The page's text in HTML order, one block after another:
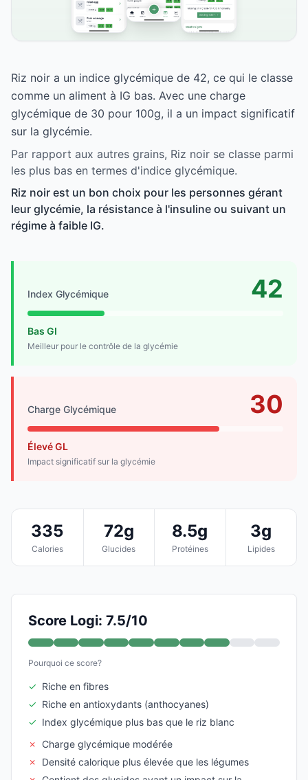
Riz noir a un indice glycémique de 42, ce qui le classe
comme un aliment à IG bas. Avec une charge
glycémique de 30 pour 100g, il a un impact significatif
sur la glycémie.
Par rapport aux autres grains, Riz noir se classe parmi
les plus bas en termes d'indice glycémique.
Riz noir est un bon choix pour les personnes gérant
leur glycémie, la résistance à l'insuline ou suivant un
régime à faible IG.
Index Glycémique 42
Bas GI
Meilleur pour le contrôle de la glycémie
Charge Glycémique 30
Élevé GL
Impact significatif sur la glycémie
335
Calories
72g
Glucides
8.5g
Protéines
3g
Lipides
Score Logi: 7.5/10
Pourquoi ce score?
✓ Riche en fibres
✓ Riche en antioxydants (anthocyanes)
✓ Index glycémique plus bas que le riz blanc
✗
Charge glycémique modérée
✗
Densité calorique plus élevée que les légumes